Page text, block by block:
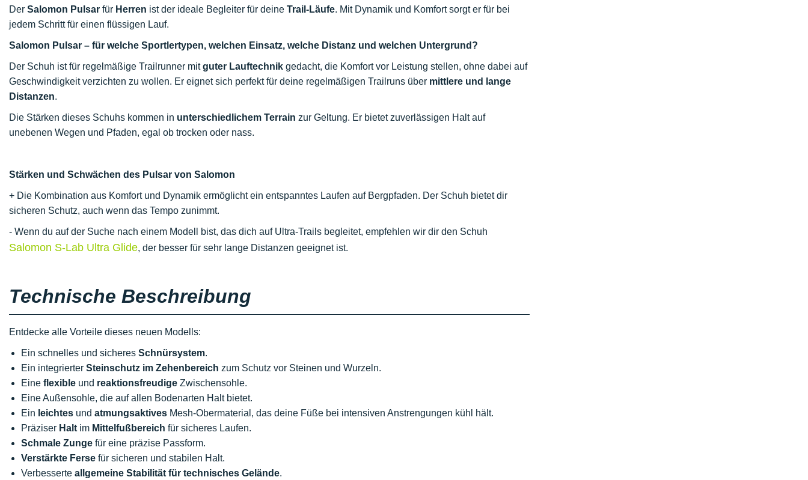
Der Salomon Pulsar für Herren ist der ideale Begleiter für deine Trail-Läufe. Mit Dynamik und Komfort sorgt er für bei
jedem Schritt für einen flüssigen Lauf.
Salomon Pulsar – für welche Sportlertypen, welchen Einsatz, welche Distanz und welchen Untergrund?
Der Schuh ist für regelmäßige Trailrunner mitguter Lauftechnik gedacht, die Komfort vor Leistung stellen, ohne dabei auf
Geschwindigkeit verzichten zu wollen. Er eignet sich perfekt für deine regelmäßigen Trailruns über mittlere und lange
Distanzen.
Die Stärken dieses Schuhs kommen in unterschiedlichem Terrain zur Geltung. Er bietet zuverlässigen Halt auf
unebenen Wegen und Pfaden, egal ob trocken oder nass.
Stärken und Schwächen des Pulsar von Salomon
+ Die Kombination aus Komfort und Dynamik ermöglicht ein entspanntes Laufen auf Bergpfaden. Der Schuh bietet dir
sicheren Schutz, auch wenn das Tempo zunimmt.
- Wenn du auf der Suche nach einem Modell bist, das dich auf Ultra-Trails begleitet, empfehlen wir dir den Schuh
Salomon S-Lab Ultra Glide, der besser für sehr lange Distanzen geeignet ist.
Technische Beschreibung
Entdecke alle Vorteile dieses neuen Modells:
Ein schnelles und sicheres Schnürsystem.
Ein integrierter Steinschutz im Zehenbereich zum Schutz vor Steinen und Wurzeln.
Eine flexible und reaktionsfreudige Zwischensohle.
Eine Außensohle, die auf allen Bodenarten Halt bietet.
Ein leichtes und atmungsaktives Mesh-Obermaterial, das deine Füße bei intensiven Anstrengungen kühl hält.
Präziser Halt im Mittelfußbereich für sicheres Laufen.
Schmale Zunge für eine präzise Passform.
Verstärkte Ferse für sicheren und stabilen Halt.
Verbesserte allgemeine Stabilität für technisches Gelände.